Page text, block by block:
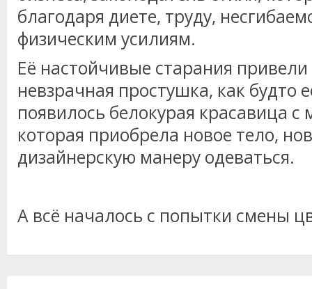
благодаря диете, труду,
физическим усилиям.
Её настойчивые старания
невзрачная простушка, как будто
появилось белокурая красавица
которая приобрела новое тело,
дизайнерскую манеру одеваться.
А всё началось с попытки смены